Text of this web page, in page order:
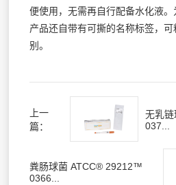
便使用，无需再自行配备水化液
产品还自带有可撕的名称标签，
别。
上一
篇：
无乳
037...
粪肠球菌 ATCC® 29212™
0366...